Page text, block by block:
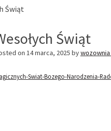
Świąt
Świąt
on 14 marca, 2025 bywozownia
Swiat-Bozego-Narodzenia-